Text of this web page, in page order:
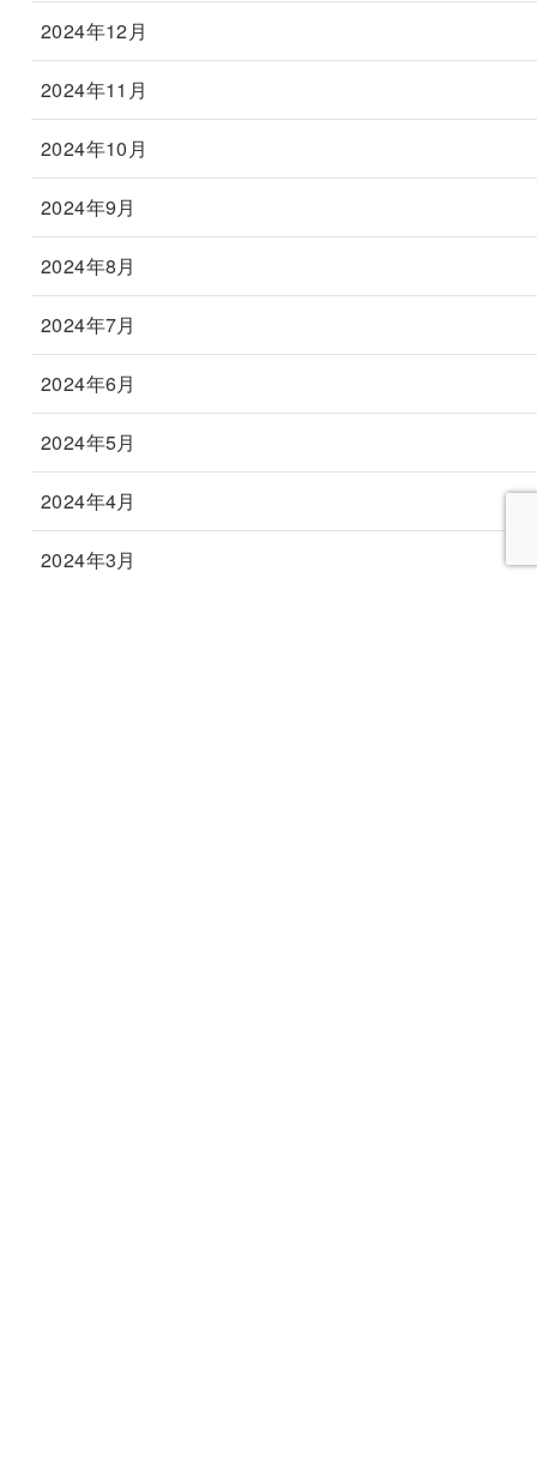
2024年12月
2024年11月
2024年10月
2024年9月
2024年8月
2024年7月
2024年6月
2024年5月
2024年4月
2024年3月